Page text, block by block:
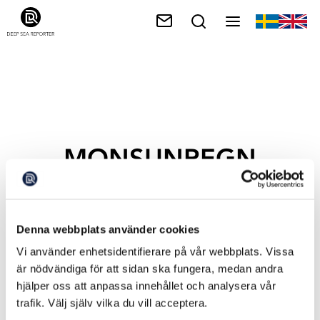
Denna webbplats använder cookies
Vi använder enhetsidentifierare på vår webbplats. Vissa
är nödvändiga för att sidan ska fungera, medan andra
hjälper oss att anpassa innehållet och analysera vår
trafik. Välj själv vilka du vill acceptera.
MONSUNREGN